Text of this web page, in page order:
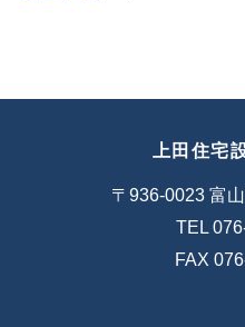
上田住宅
〒936-0023 富
TEL
FAX